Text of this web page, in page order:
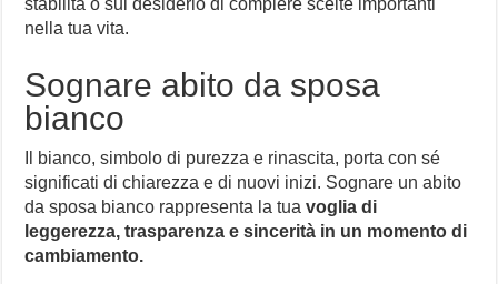
stabilità o sul desiderio di compiere scelte importanti
nella tua vita.
Sognare abito da sposa
bianco
Il bianco, simbolo di purezza e rinascita, porta con sé
significati di chiarezza e di nuovi inizi. Sognare un abito
da sposa bianco rappresenta la tuavoglia di
leggerezza, trasparenza e sincerità in un momento di
cambiamento.